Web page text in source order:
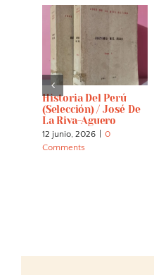
Historia Del Perú
(selección) / José De
La Riva-Aguero
12 junio, 2026
0
Comments